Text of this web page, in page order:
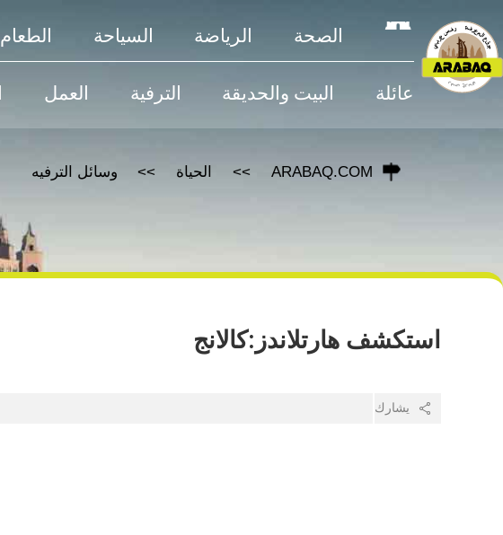
الصحة الرياضة السياحة الطعام
عائلة البيت والحديقة الترفية العمل
ARABAQ.COM الحياة وسائل الترفيه
استكشف هارتلاندز:كالانج
يشارك